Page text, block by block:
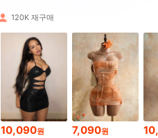
120K 재구매
10,090원 7,090원